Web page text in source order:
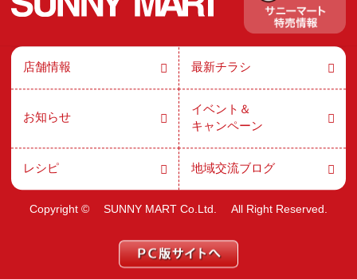
店舗情報 最新チラシ
お知らせ
イベント＆
キャンペーン
レシピ 地域交流ブログ
Copyright © SUNNY MART Co.Ltd. All Right Reserved.